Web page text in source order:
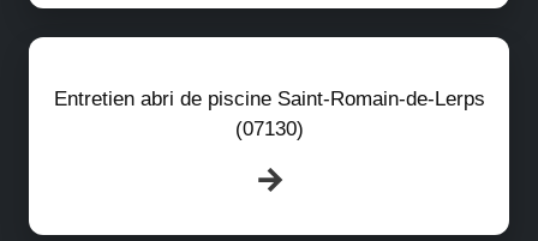
Entretien abri de piscine Saint-Romain-de-Lerps
(07130)